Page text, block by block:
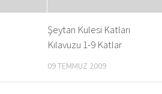
Şeytan Kulesi Katları
Kılavuzu 1-9 Katlar
09 TEMMUZ 2009